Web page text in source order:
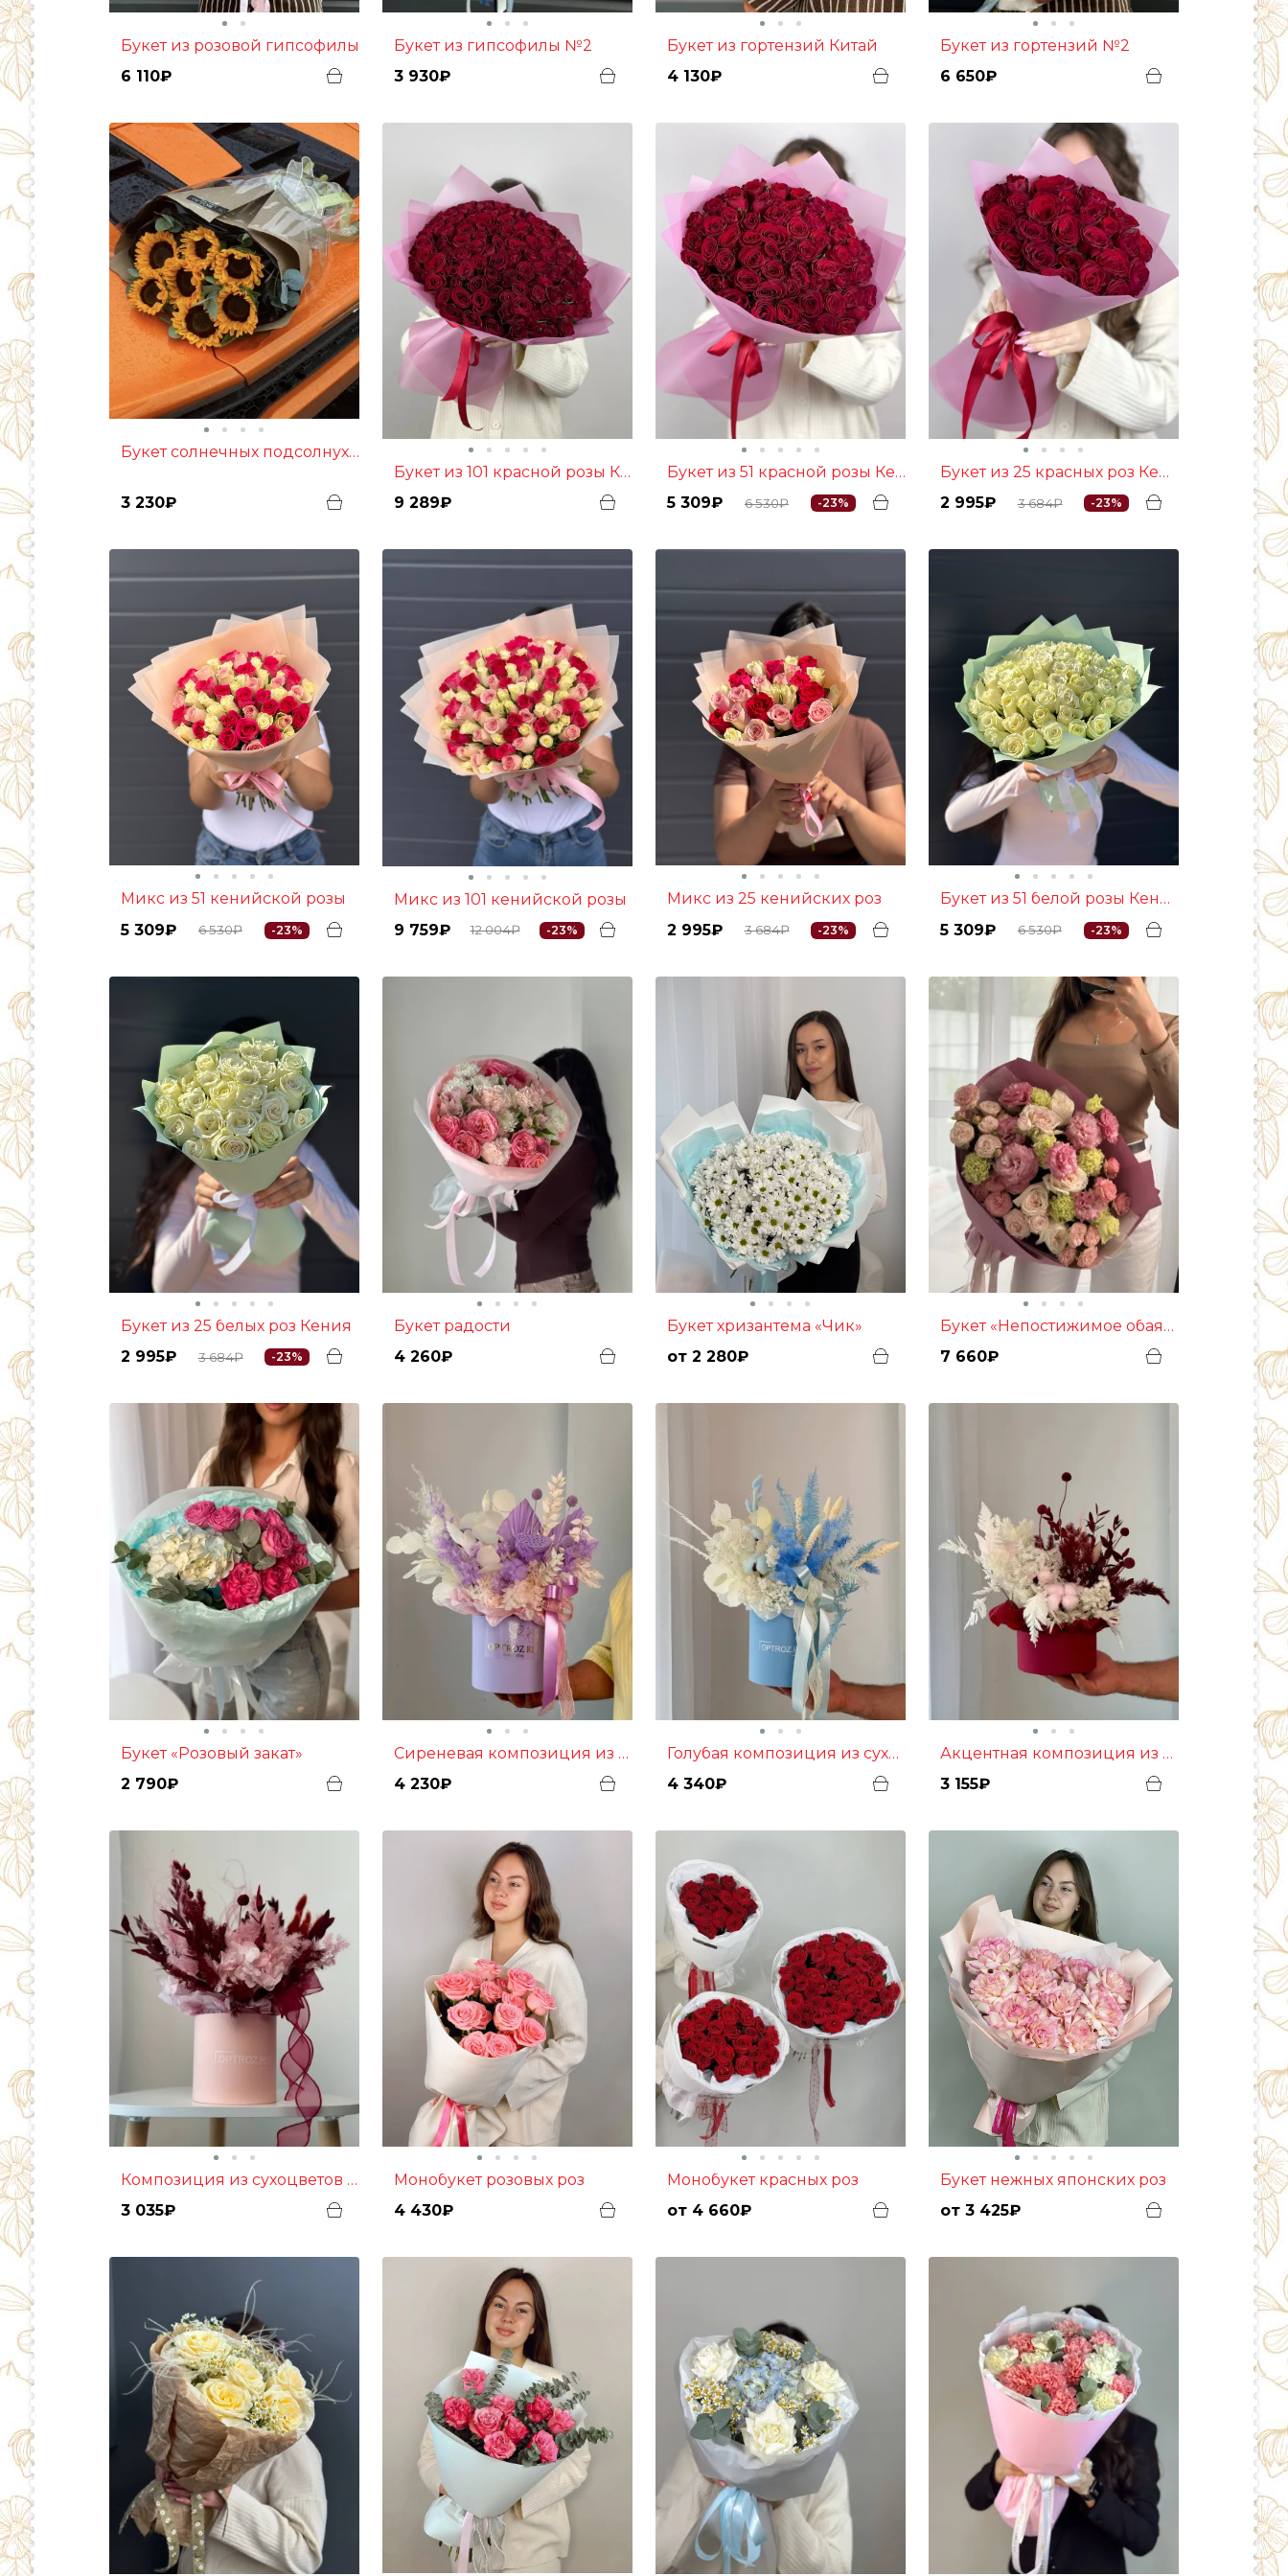
Букет из розовой гипсофилы
6 110₽
Букет из гипсофилы №2
3 930₽
Букет из гортензий Китай
4 130₽
Букет из гортензий №2
6 650₽
Букет солнечных подсолнухов
3 230₽
Букет из 101 красной розы Кения
9 289₽
Букет из 51 красной розы Кения
5 309₽
6 530₽ -23%
Букет из 25 красных роз Кения
2 995₽
3 684₽ -23%
Микс из 51 кенийской розы
5 309₽
6 530₽ -23%
Микс из 101 кенийской розы
9 759₽
12 004₽ -23%
Микс из 25 кенийских роз
2 995₽
3 684₽ -23%
Букет из 51 белой розы Кения
5 309₽
6 530₽ -23%
Букет из 25 белых роз Кения
2 995₽
3 684₽ -23%
Букет радости
4 260₽
Букет хризантема «Чик»
от 2 280₽
Букет «Непостижимое обаяние»
7 660₽
Букет «Розовый закат»
2 790₽
Сиреневая композиция из сухоцветов
4 230₽
Голубая композиция из сухоцветов
4 340₽
Акцентная композиция из сухоцветов
3 155₽
Композиция из сухоцветов «Шёпот любви»
3 035₽
Монобукет розовых роз
4 430₽
Монобукет красных роз
от 4 660₽
Букет нежных японских роз
от 3 425₽